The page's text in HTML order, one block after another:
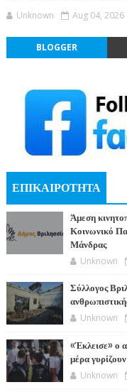
Unknown Aug 04, 2026
BLOGGER
ΕΠΙΚΑΙΡΟΤΗΤΑ
Άμεση
Κοινωνικό
Μάνδρας
Unknown
Σύλλογος
Unknown
«Έκλεισε» ο
μέρα
Unknown